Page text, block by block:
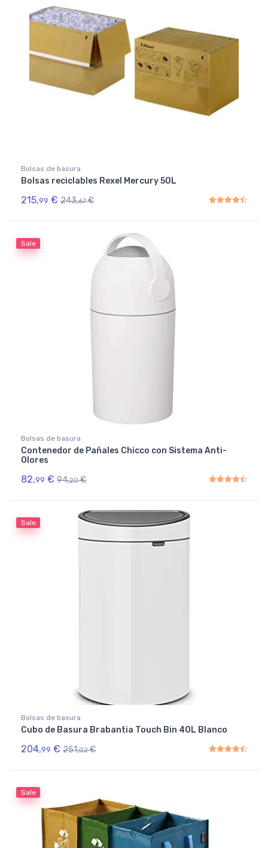
Bolsas de basura
Bolsas reciclables Rexel Mercury 50L
215,99 € 243,67 €
Sale
Bolsas de basura
Contenedor de Pañales Chicco con Sistema Anti-
Olores
82,99 € 94,20 €
Sale
Bolsas de basura
Cubo de Basura Brabantia Touch Bin 40L Blanco
204,99 € 251,02 €
Sale